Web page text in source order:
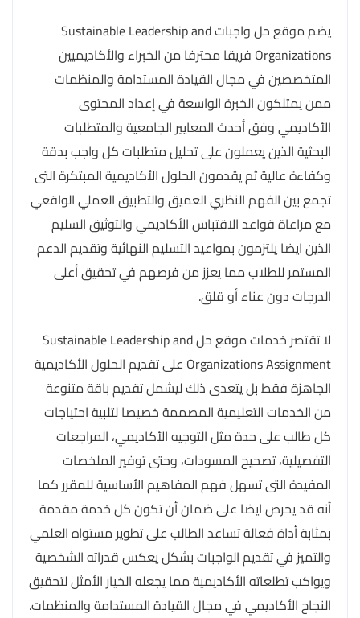
يضم موقع حل واجبات Sustainable Leadership and
Organizations فريقا محترفا من الخبراء والأكاديميين
المتخصصين في مجال القيادة المستدامة والمنظمات
ممن يمتلكون الخبرة الواسعة في إعداد المحتوى
الأكاديمي وفق أحدث المعايير الجامعية والمتطلبات
البحثية الذين يعملون على تحليل متطلبات كل واجب بدقة
وكفاءة عالية ثم يقدمون الحلول الأكاديمية المبتكرة التى
تجمع بين الفهم النظري العميق والتطبيق العملي الواقعي
مع مراعاة قواعد الاقتباس الأكاديمي والتوثيق السليم
الذين ايضا يلتزمون بمواعيد التسليم النهائية وتقديم الدعم
المستمر للطلاب مما يعزز من فرصهم في تحقيق أعلى
الدرجات دون عناء أو قلق.
لا تقتصر خدمات موقع حل Sustainable Leadership and
Organizations Assignment على تقديم الحلول الأكاديمية
الجاهزة فقط بل يتعدى ذلك ليشمل تقديم باقة متنوعة
من الخدمات التعليمية المصممة خصيصا لتلبية احتياجات
كل طالب على حدة مثل التوجيه الأكاديمي، المراجعات
التفصيلية، تصحيح المسودات، وحتى توفير الملخصات
المفيدة التى تسهل فهم المفاهيم الأساسية للمقرر كما
أنه قد يحرص ايضا على ضمان أن تكون كل خدمة مقدمة
بمثابة أداة فعالة تساعد الطالب على تطوير مستواه العلمي
والتميز في تقديم الواجبات بشكل يعكس قدراته الشخصية
ويواكب تطلعاته الأكاديمية مما يجعله الخيار الأمثل لتحقيق
النجاح الأكاديمي في مجال القيادة المستدامة والمنظمات.